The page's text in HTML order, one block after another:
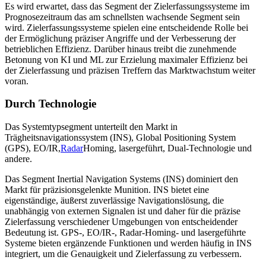
Es wird erwartet, dass das Segment der Zielerfassungssysteme im
Prognosezeitraum das am schnellsten wachsende Segment sein
wird. Zielerfassungssysteme spielen eine entscheidende Rolle bei
der Ermöglichung präziser Angriffe und der Verbesserung der
betrieblichen Effizienz. Darüber hinaus treibt die zunehmende
Betonung von KI und ML zur Erzielung maximaler Effizienz bei
der Zielerfassung und präzisen Treffern das Marktwachstum weiter
voran.
Durch Technologie
Das Systemtypsegment unterteilt den Markt in
Trägheitsnavigationssystem (INS), Global Positioning System
(GPS), EO/IR,RadarHoming, lasergeführt, Dual-Technologie und
andere.
Das Segment Inertial Navigation Systems (INS) dominiert den
Markt für präzisionsgelenkte Munition. INS bietet eine
eigenständige, äußerst zuverlässige Navigationslösung, die
unabhängig von externen Signalen ist und daher für die präzise
Zielerfassung verschiedener Umgebungen von entscheidender
Bedeutung ist. GPS-, EO/IR-, Radar-Homing- und lasergeführte
Systeme bieten ergänzende Funktionen und werden häufig in INS
integriert, um die Genauigkeit und Zielerfassung zu verbessern.